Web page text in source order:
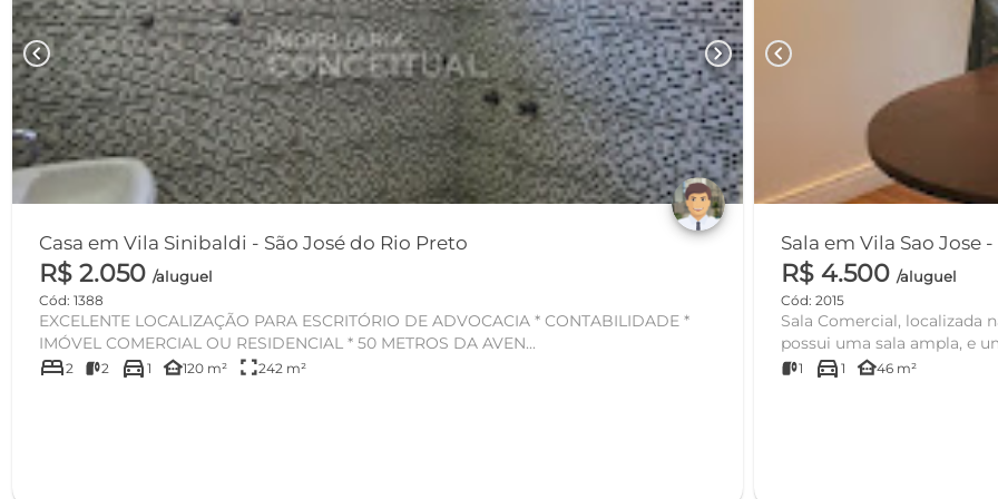
chevron_left chevron_right
Casa em Vila Sinibaldi - São José do Rio Preto
R$ 2.050 /aluguel
Cód: 1388
EXCELENTE LOCALIZAÇÃO PARA ESCRITÓRIO DE ADVOCACIA * CONTABILIDADE *
IMÓVEL COMERCIAL OU RESIDENCIAL * 50 METROS DA AVEN...
bed2 2 directions_car 1 other_houses120 m² fullscreen242 m²
chevron_left
R$ 4.500/aluguel
Cód: 2015
Sala Comercial, localizada
possui
1 directions_car 1 other_houses46 m²